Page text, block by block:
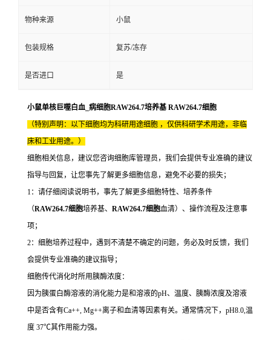
物种来源 小鼠
包装规格 复苏/冻存
是否进口 是
小鼠单核巨噬白血_病细胞RAW264.7培养基 RAW264.7细胞
（特别声明：以下细胞均为科研用途细胞 ，仅供科研学术用途，非临
床和工业用途。）
细胞相关信息，建议您咨询细胞库管理员，我们会提供专业准确的建议
指导与回复，让您事先了解更多细胞信息，避免不必要的损失；
1：请仔细阅读说明书，事先了解更多细胞特性、培养条件
（RAW264.7细胞培养基、 RAW264.7细胞血清）、操作流程及注意事
项；
2：细胞培养过程中，遇到不清楚不确定的问题，务必及时反馈，我们
会提供专业准确的建议指导；
细胞传代消化时所用胰酶浓度：
因为胰蛋白酶溶液的消化能力是和溶液的pH、温度、胰酶浓度及溶液
中是否含有Ca++, Mg++离子和血清等因素有关。通常情况下，pH8.0,温
度 37℃其作用能力强。